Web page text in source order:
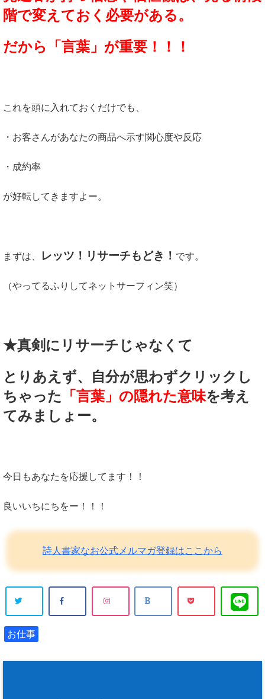
階で変えておく必要がある。
だから「言葉」が重要！！！
これを頭に入れておくだけでも、
・お客さんがあなたの商品へ示す関心度や反応
・成約率
が好転してきますよー。
まずは、 レッツ！リサーチもどき！ です。
（やってるふりしてネットサーフィン笑）
★真剣にリサーチじゃなくて
とりあえず、自分が思わずクリックし
ちゃった
「言葉」の隠れた意味を考え
てみましょー。
今日もあなたを応援してます！！
良いいちにちをー！！！
詩人書家なお公式メルマガ登録はここから
お仕事